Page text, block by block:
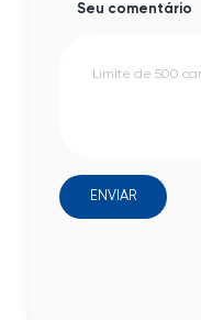
Seu comentário
ENVIAR